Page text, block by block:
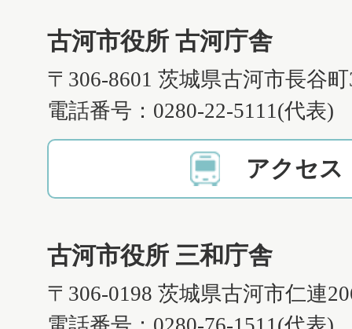
古河市役所 古河庁舎
〒306-8601 茨城県古河市長谷
電話番号：0280-22-5111(代表)
アクセス
古河市役所 三和庁舎
〒306-0198 茨城県古河市仁連